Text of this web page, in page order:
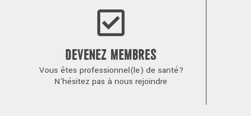
DEVENEZ MEMBRES
Vous êtes professionnel(le) de santé?
N'hésitez pas à nous rejoindre